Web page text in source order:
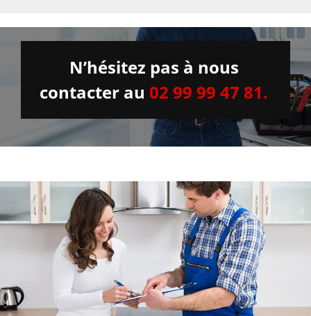
N’hésitez pas à nous
contacter au 02 99 99 47 81.